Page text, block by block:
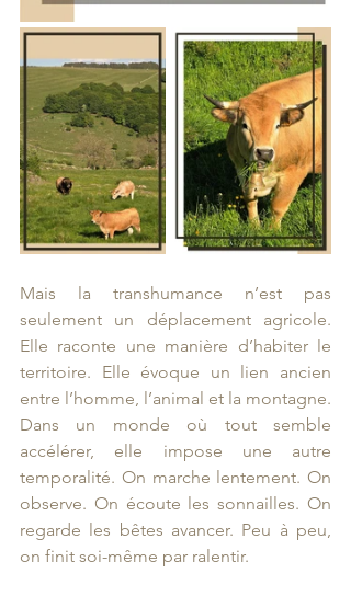
Mais la transhumance n’est pas
seulement un déplacement agricole.
Elle raconte une manière d’habiter le
territoire. Elle évoque un lien ancien
entre l’homme, l’animal et la montagne.
Dans un monde où tout semble
accélérer, elle impose une autre
temporalité. On marche lentement. On
observe. On écoute les sonnailles. On
regarde les bêtes avancer. Peu à peu,
on finit soi-même par ralentir.